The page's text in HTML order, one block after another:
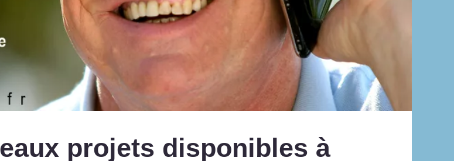
projets disponibles à